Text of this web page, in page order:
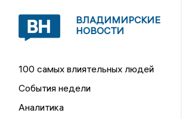
ВЛАДИМИРСКИЕ
НОВОСТИ
100 самых влиятельных людей
События недели
Аналитика